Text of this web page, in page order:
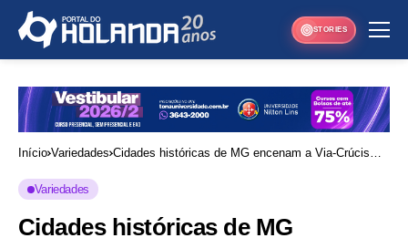
STORIES
Início Variedades Cidades históricas de MG encenam a Via-Crúcis
Variedades
Cidades históricas de MG